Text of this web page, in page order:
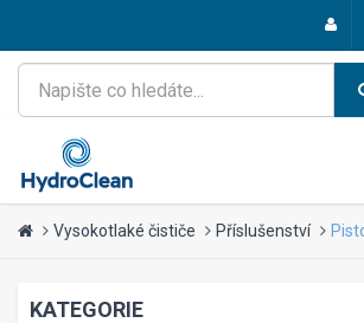
Vysokotlaké čističe Příslušenství
KATEGORIE